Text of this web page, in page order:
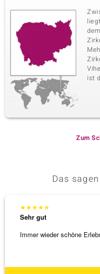
ist
Zum
Das
★★★★★
Sehr gut
Immer wieder schöne